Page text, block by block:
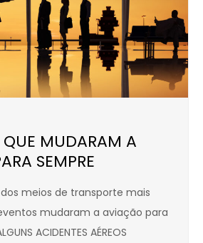
QUE MUDARAM A
SEMPRE
meios de transporte mais
mudaram a aviação para
ACIDENTES AÉREOS